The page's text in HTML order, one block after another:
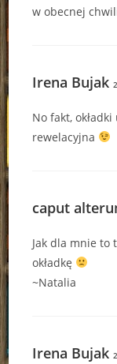
w obecnej
Irena Bujak
No fakt,
rewelacyjna
caput
Jak dla mnie to
okładkę
~Natalia
Irena Bujak